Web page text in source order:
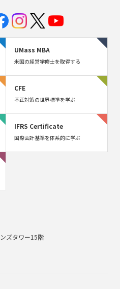
UMass MBA
米国の経営学修士を取得する
CFE
不正対策の世界標準を学ぶ
IFRS Certificate
国際会計基準を体系的に学ぶ
ズタワー15階